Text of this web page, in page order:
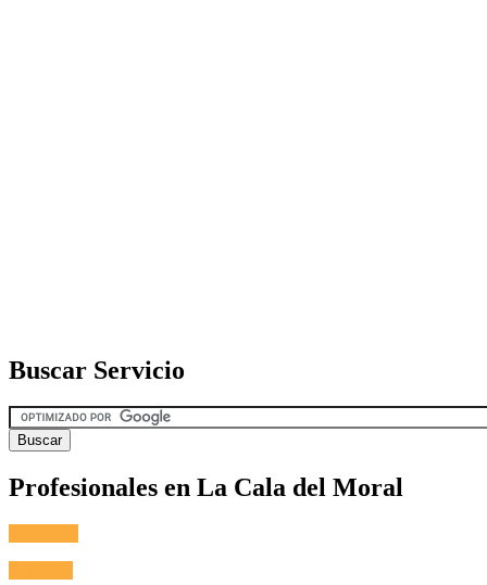
Buscar Servicio
Profesionales en La Cala del Moral